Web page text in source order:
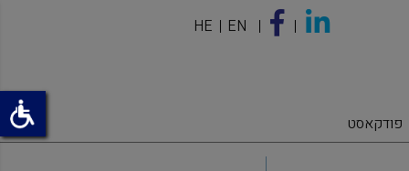
HE EN
פודקאסט